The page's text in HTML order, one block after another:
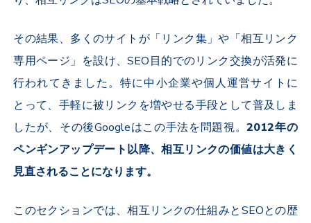
その結果、多くのサイトが「リンク集」や「相互リンク
専用ページ」を設け、SEO目的でのリンク交換が活発に
行われてきました。特に中小企業や個人運営サイトに
とって、手軽に被リンクを増やせる手段として普及しま
したが、その後Googleはこの手法を問題視。2012年の
ペンギンアップデート以降、相互リンクの価値は大きく
見直されることになります。
このセクションでは、相互リンクの仕組みとSEOとの歴